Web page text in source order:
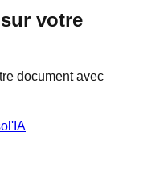
votre
document avec